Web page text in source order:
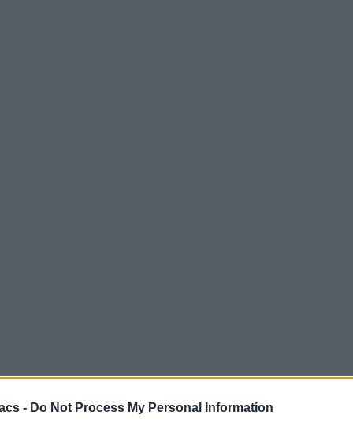
- Do Not Process My Personal Information